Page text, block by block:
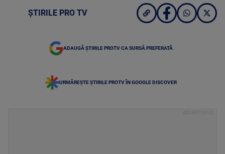
ȘTIRILE PRO TV
ADAUGĂ ȘTIRILE PROTV CA SURSĂ PREFERATĂ
URMĂREȘTE ȘTIRILE PROTV ÎN GOOGLE DISCOVER